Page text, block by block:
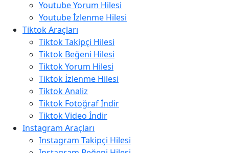
Youtube Yorum Hilesi
Youtube İzlenme Hilesi
Tiktok Araçları
Tiktok Takipçi Hilesi
Tiktok Beğeni Hilesi
Tiktok Yorum Hilesi
Tiktok İzlenme Hilesi
Tiktok Analiz
Tiktok Fotoğraf İndir
Tiktok Video İndir
Instagram Araçları
Instagram Takipçi Hilesi